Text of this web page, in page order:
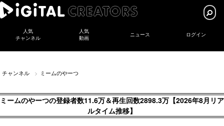
人気
チャンネル
人気
動画
ニュース ログイン
チャンネル ミームのやーつ
ミームのやーつの登録者数11.6万＆再生回数2898.3万【2026年8月リア
ルタイム推移】